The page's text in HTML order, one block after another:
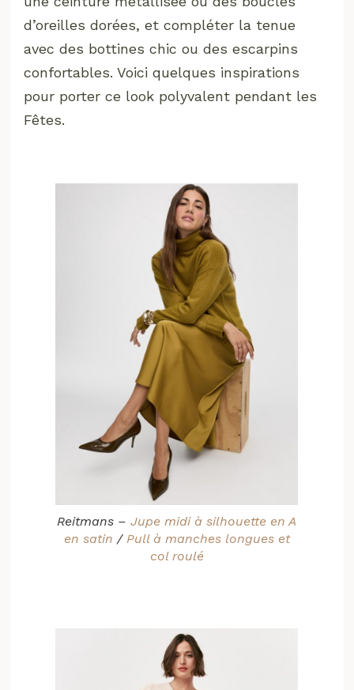
d’oreilles dorées, et compléter la tenue
avec des bottines chic ou des escarpins
confortables. Voici quelques inspirations
pour porter ce look polyvalent pendant les
Fêtes.
Reitmans –Jupe midi à silhouette en A
en satin / Pull à manches longues et
col roulé